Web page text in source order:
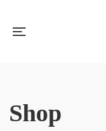
Shop